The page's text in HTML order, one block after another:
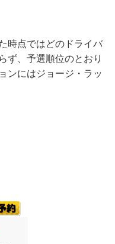
時点ではどのドライバ
ず、予選順位のとおり
ンにはジョージ・ラッ